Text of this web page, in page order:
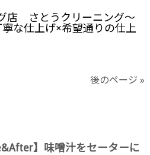
店 さとうクリーニング～
な仕上げ×希望通りの仕上
後のページ »
】味噌汁をセーターに